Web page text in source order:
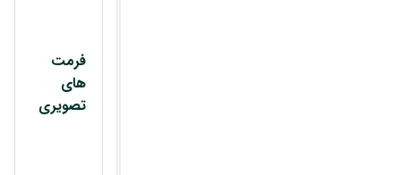
فرمت
های
تصویری